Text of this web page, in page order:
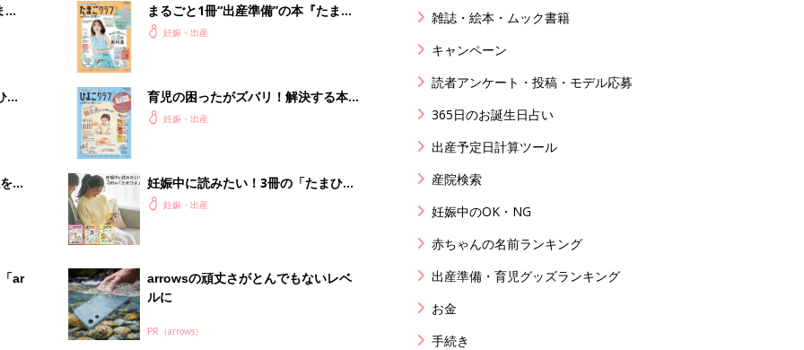
ご
買
ar
まるごと1冊“出産準備”の本『たまご
クラブ 夏号』〈スペシャル大特集〉
妊娠・出産
育児の困ったがズバリ！解決する本
『ひよこクラブ 秋号』 4カ月～2才
妊娠・出産
妊娠中に読みたい！3冊の「たまひ
よ」妊娠・出産
arrowsの頑丈さがとんでもないレベ
ルに
PR（arrows）
雑誌・絵本・ムック書籍
キャンペーン
読者アンケート・投稿・モデル応募
365日のお誕生日占い
出産予定日計算ツール
産院検索
妊娠中のOK・NG
赤ちゃんの名前ランキング
出産準備・育児グッズランキング
お金
手続き